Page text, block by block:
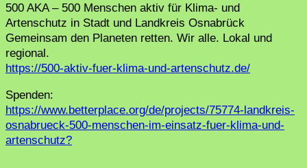
500 AKA – 500 Menschen aktiv für Klima- und
Artenschutz in Stadt und Landkreis Osnabrück
Gemeinsam den Planeten retten. Wir alle. Lokal und
regional.
https://500-aktiv-fuer-klima-und-artenschutz.de/
Spenden:
https://www.betterplace.org/de/projects/75774-landkreis-
osnabrueck-500-menschen-im-einsatz-fuer-klima-und-
artenschutz?